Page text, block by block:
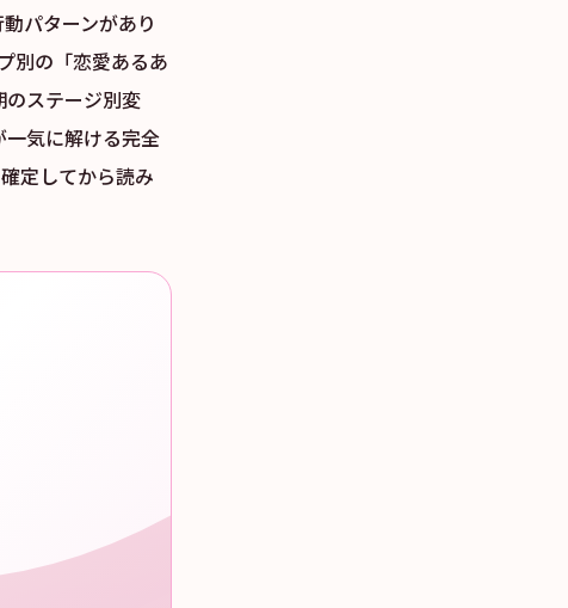
パターンがあり
別の「恋愛あるあ
ステージ別変
気に解ける完全
定してから読み